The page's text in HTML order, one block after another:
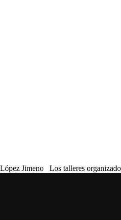
Jimeno Los talleres